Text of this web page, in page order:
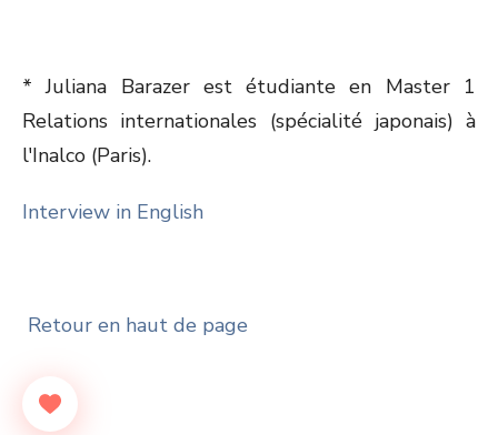
* Juliana Barazer est étudiante en Master 1
Relations internationales (spécialité japonais) à
l'Inalco (Paris).
Interview in English
Retour en haut de page